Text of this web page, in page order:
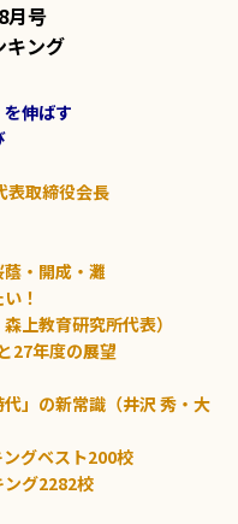
月号
キング
を伸ばす
表取締役会長
・開成・灘
！
上教育研究所代表）
27年度の展望
」の新常識（井沢 秀・大
グベスト200校
ング2282校